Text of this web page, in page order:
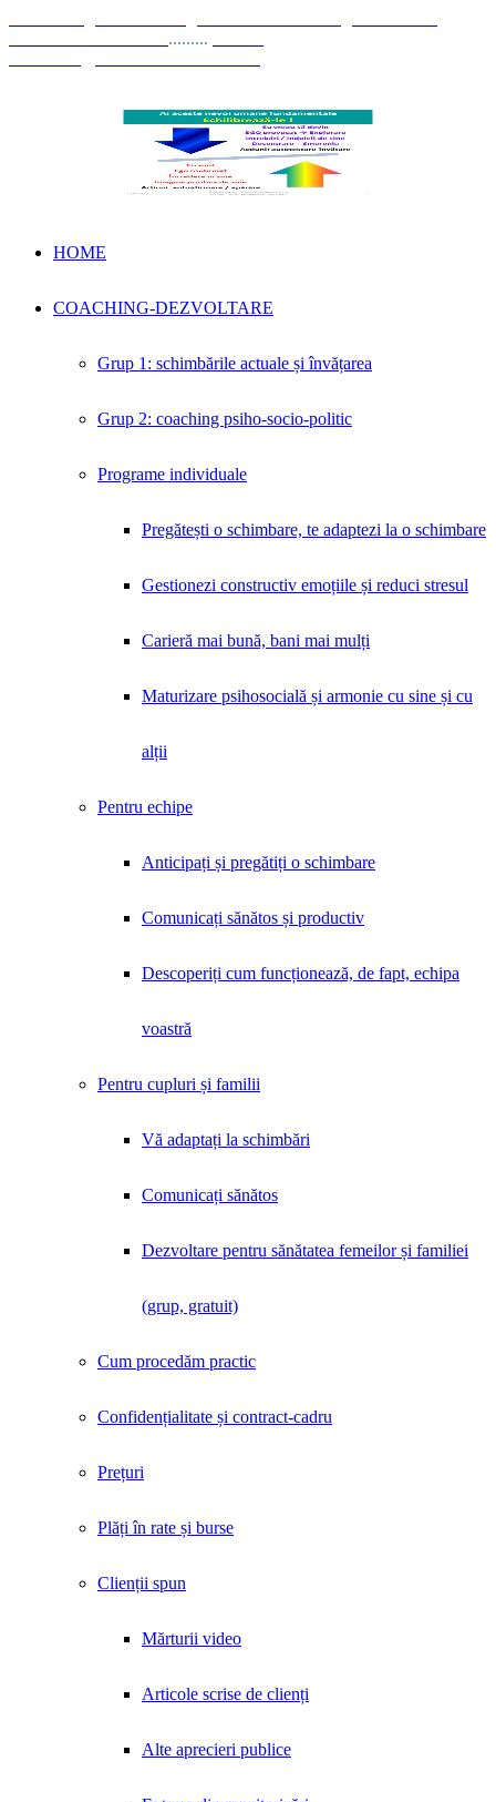
.........
HOME
COACHING-DEZVOLTARE
Grup 1: schimbările actuale și învățarea
Grup 2: coaching psiho-socio-politic
Programe individuale
Pregătești o schimbare, te adaptezi la o schimbare
Gestionezi constructiv emoțiile și reduci stresul
Carieră mai bună, bani mai mulți
Maturizare psihosocială și armonie cu sine și cu
alții
Pentru echipe
Anticipați și pregătiți o schimbare
Comunicați sănătos și productiv
Descoperiți cum funcționează, de fapt, echipa
voastră
Pentru cupluri și familii
Vă adaptați la schimbări
Comunicați sănătos
Dezvoltare pentru sănătatea femeilor și familiei
(grup, gratuit)
Cum procedăm practic
Confidențialitate și contract-cadru
Prețuri
Plăți în rate și burse
Clienții spun
Mărturii video
Articole scrise de clienți
Alte aprecieri publice